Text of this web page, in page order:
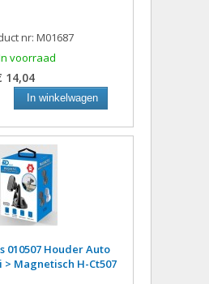
nr: M01687
voorraad
14,04
In winkelwagen
010507 Houder Auto
Magnetisch H-Ct507